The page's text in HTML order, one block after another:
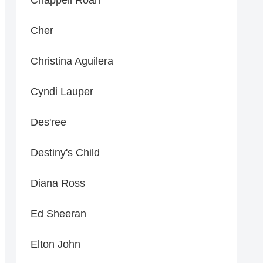
Cher
Christina Aguilera
Cyndi Lauper
Des'ree
Destiny's Child
Diana Ross
Ed Sheeran
Elton John